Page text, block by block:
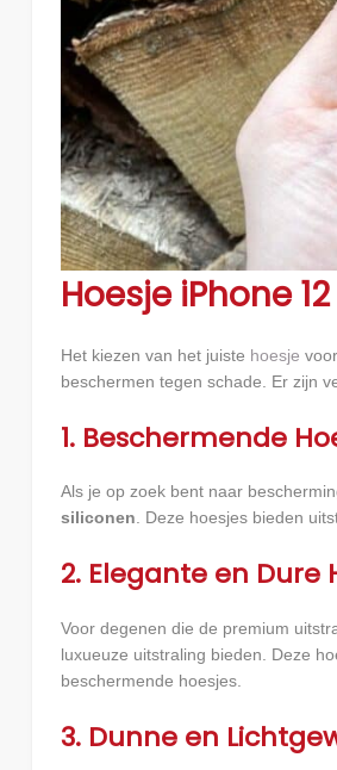
Hoesje iPhone
Het kiezen van het juiste hoesje
beschermen tegen schade. Er zijn
1. Beschermende
Als je op zoek bent naar
siliconen. Deze hoesjes bieden
2. Elegante en Dure
Voor degenen die de premium
luxueuze uitstraling bieden. Deze
beschermende hoesjes.
3. Dunne en